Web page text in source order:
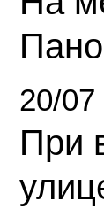
20/07
При